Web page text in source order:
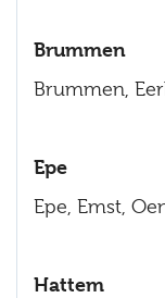
Brummen
Brummen,
Epe
Epe, Emst,
Hattem